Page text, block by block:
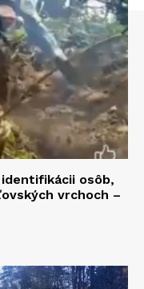
osôb,
vrchoch –